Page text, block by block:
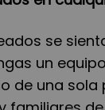
se
un
de una